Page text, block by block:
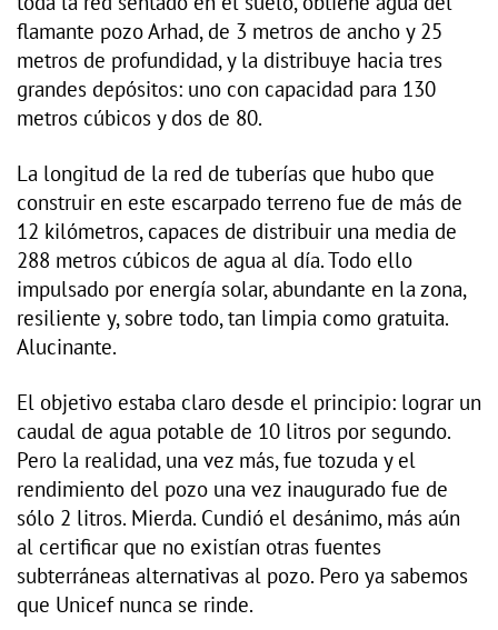
flamante pozo Arhad, de 3 metros de ancho y 25
metros de profundidad, y la distribuye hacia tres
grandes depósitos: uno con capacidad para 130
metros cúbicos y dos de 80.
La longitud de la red de tuberías que hubo que
construir en este escarpado terreno fue de más de
12 kilómetros, capaces de distribuir una media de
288 metros cúbicos de agua al día. Todo ello
impulsado por energía solar, abundante en la zona,
resiliente y, sobre todo, tan limpia como gratuita.
Alucinante.
El objetivo estaba claro desde el principio: lograr un
caudal de agua potable de 10 litros por segundo.
Pero la realidad, una vez más, fue tozuda y el
rendimiento del pozo una vez inaugurado fue de
sólo 2 litros. Mierda. Cundió el desánimo, más aún
al certificar que no existían otras fuentes
subterráneas alternativas al pozo. Pero ya sabemos
que Unicef nunca se rinde.